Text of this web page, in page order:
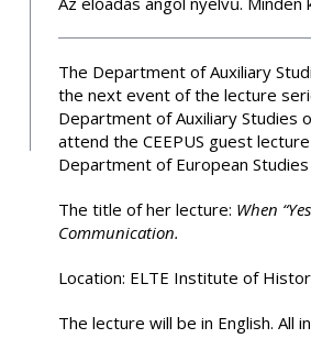
The Department of Auxiliary
the next event of the lecture
Department of Auxiliary Studies
attend the CEEPUS guest
Department of European
The title of her lecture: When
Communication.
Location: ELTE Institute of
The lecture will be in English. All